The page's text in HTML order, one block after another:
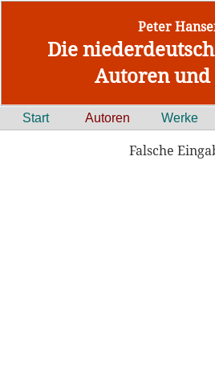
Peter
Die
Autoren
Start Autoren Werke
Falsche